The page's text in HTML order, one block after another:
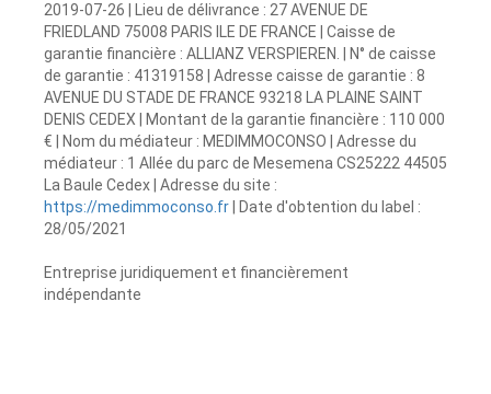
2019-07-26 | Lieu de délivrance : 27 AVENUE DE
FRIEDLAND 75008 PARIS ILE DE FRANCE | Caisse de
garantie financière : ALLIANZ VERSPIEREN. | N° de caisse
de garantie : 41319158 | Adresse caisse de garantie : 8
AVENUE DU STADE DE FRANCE 93218 LA PLAINE SAINT
DENIS CEDEX | Montant de la garantie financière : 110 000
€ | Nom du médiateur : MEDIMMOCONSO | Adresse du
médiateur : 1 Allée du parc de Mesemena CS25222 44505
La Baule Cedex | Adresse du site :
https://medimmoconso.fr | Date d'obtention du label :
28/05/2021
Entreprise juridiquement et financièrement
indépendante